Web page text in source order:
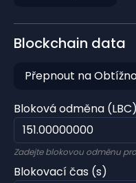
Blockchain data
Přepnout na
Bloková odměna (LBC)
Zadejte blokovou odměnu
Blokovací čas (s)